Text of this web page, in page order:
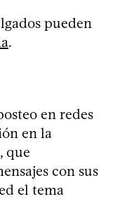
pueden
.
en redes
en la
que
con sus
el tema